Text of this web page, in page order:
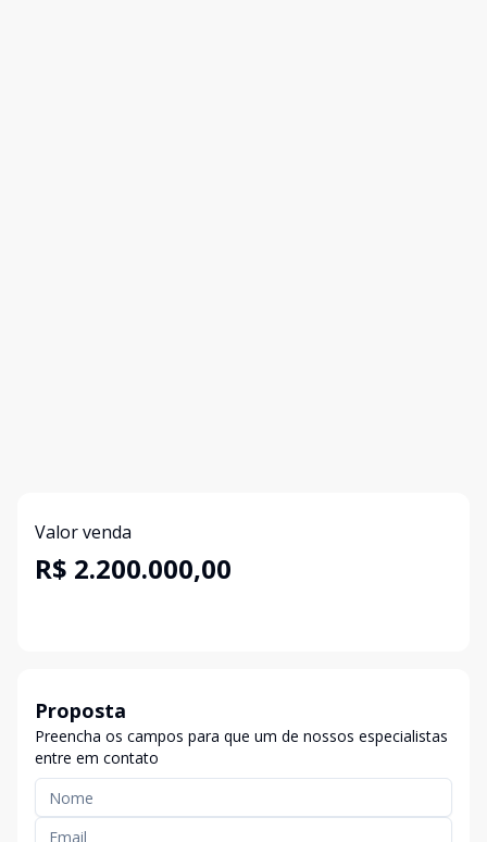
Valor venda
R$ 2.200.000,00
Proposta
Preencha os campos para que um de nossos especialistas
entre em contato